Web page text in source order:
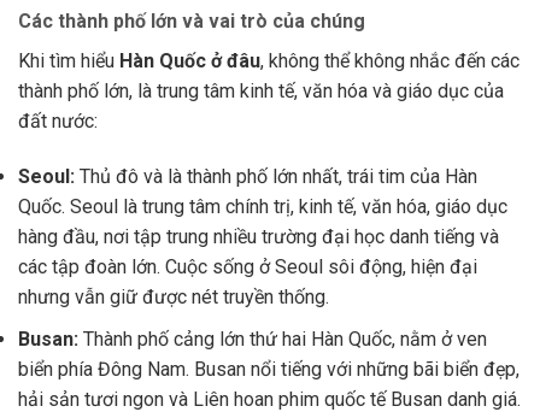
Các thành phố lớn và vai trò của chúng
Khi tìm hiểu Hàn Quốc ở đâu, không thể không nhắc đến các
thành phố lớn, là trung tâm kinh tế, văn hóa và giáo dục của
đất nước:
Seoul: Thủ đô và là thành phố lớn nhất, trái tim của Hàn
Quốc. Seoul là trung tâm chính trị, kinh tế, văn hóa, giáo dục
hàng đầu, nơi tập trung nhiều trường đại học danh tiếng và
các tập đoàn lớn. Cuộc sống ở Seoul sôi động, hiện đại
nhưng vẫn giữ được nét truyền thống.
Busan: Thành phố cảng lớn thứ hai Hàn Quốc, nằm ở ven
biển phía Đông Nam. Busan nổi tiếng với những bãi biển đẹp,
hải sản tươi ngon và Liên hoan phim quốc tế Busan danh giá.